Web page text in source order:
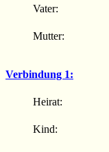
Vater:
Mutter:
Verbindung 1:
Heirat:
Kind: